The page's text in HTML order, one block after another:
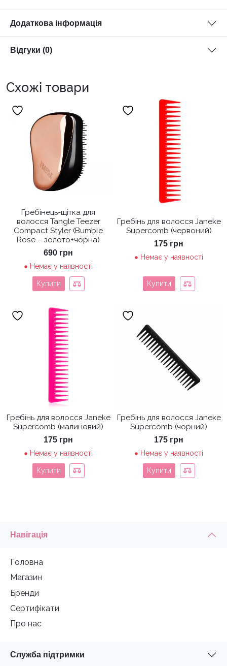
Додаткова інформація
Відгуки (0)
Схожі товари
Гребінець-щітка для
волосся Tangle Teezer
Compact Styler (Bumble
Rose – золото+чорна)
690 грн
Немає у наявності
Купити
Гребінь для волосся Janeke
Supercomb (червоний)
175 грн
Немає у наявності
Купити
Гребінь для волосся Janeke
Supercomb (малиновий)
175 грн
Немає у наявності
Купити
Гребінь для волосся Janeke
Supercomb (чорний)
175 грн
Немає у наявності
Купити
Навігація
Головна
Магазин
Бренди
Сертифікати
Про нас
Служба підтримки